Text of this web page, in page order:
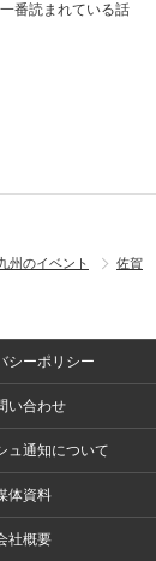
番読まれている話
州のイベント
佐賀
シーポリシー
い合わせ
ュ通知について
体資料
社概要